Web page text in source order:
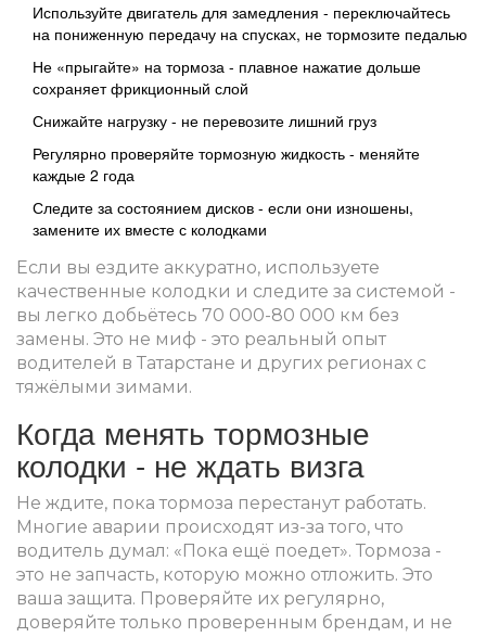
Используйте двигатель для замедления - переключайтесь
на пониженную передачу на спусках, не тормозите педалью
Не «прыгайте» на тормоза - плавное нажатие дольше
сохраняет фрикционный слой
Снижайте нагрузку - не перевозите лишний груз
Регулярно проверяйте тормозную жидкость - меняйте
каждые 2 года
Следите за состоянием дисков - если они изношены,
замените их вместе с колодками
Если вы ездите аккуратно, используете
качественные колодки и следите за системой -
вы легко добьётесь 70 000-80 000 км без
замены. Это не миф - это реальный опыт
водителей в Татарстане и других регионах с
тяжёлыми зимами.
Когда менять тормозные
колодки - не ждать визга
Не ждите, пока тормоза перестанут работать.
Многие аварии происходят из-за того, что
водитель думал: «Пока ещё поедет». Тормоза -
это не запчасть, которую можно отложить. Это
ваша защита. Проверяйте их регулярно,
доверяйте только проверенным брендам, и не